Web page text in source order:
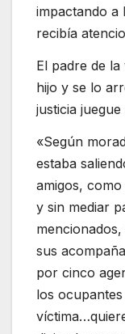
impactando a
recibía
El padre de
hijo y se lo
justicia
«Según
estaba
amigos,
y sin mediar
sus
por cinco
los